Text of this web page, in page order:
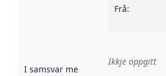
Frå:
I samsvar med Referanse til ei
Ikkje oppgitt